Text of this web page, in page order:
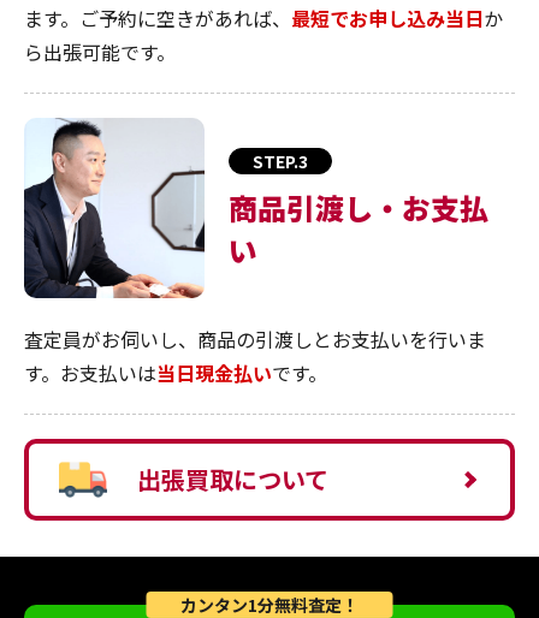
ます。ご予約に空きがあれば、 最短でお申し込み当日か
ら出張可能です。
STEP.3
商品引渡し・お支払
い
査定員がお伺いし、商品の引渡しとお支払いを行いま
す。お支払いは当日現金払いです。
出張買取について
カンタン1分無料査定！